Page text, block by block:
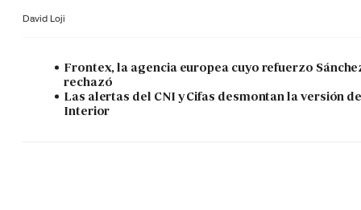
David Loji
Frontex, la agencia europea cuyo refuerzo
rechazó
Las alertas del CNI y Cifas desmontan la versión
Interior